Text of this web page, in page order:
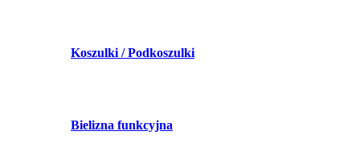
Koszulki / Podkoszulki
Bielizna funkcyjna